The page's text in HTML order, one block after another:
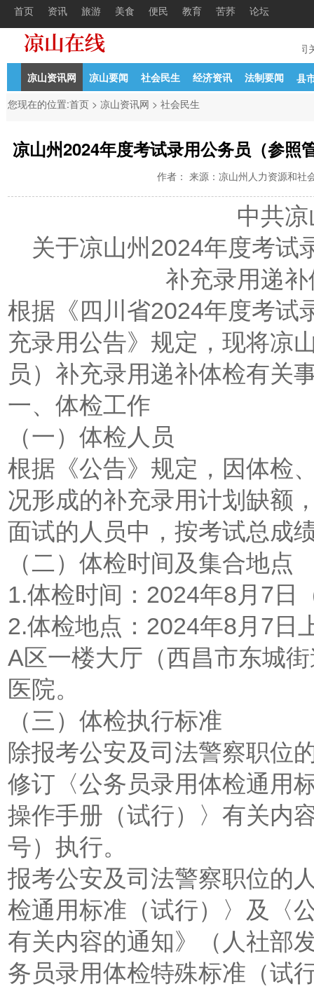
首页 资讯 旅游 美食 便民 教育 苦荞 论坛
院关于公开招聘书记员 普格县国有投资发展有限责任公司关
凉山资讯网 凉山要闻 社会民生 经济资讯 法制要闻
县
您现在的位置:首页 > 凉山资讯网 > 社会民生
凉山州2024年度考试录用公务员（参照
作者： 来源：凉山州人力资源和
中共
关于凉山州2024年度考试
补充录用递
根据《四川省2024年度考试
充录用公告》规定，现将凉
员）补充录用递补体检有关
一、体检工作
（一）体检人员
根据《公告》规定，因体检
况形成的补充录用计划缺额
面试的人员中，按考试总成
（二）体检时间及集合地点
1.体检时间：2024年8月7日
2.体检地点：2024年8月7日
A区一楼大厅（西昌市东城
医院。
（三）体检执行标准
除报考公安及司法警察职位
修订〈公务员录用体检通用
操作手册（试行）〉有关内
号）执行。
报考公安及司法警察职位的
检通用标准（试行）〉及〈
有关内容的通知》（人社部
务员录用体检特殊标准（试